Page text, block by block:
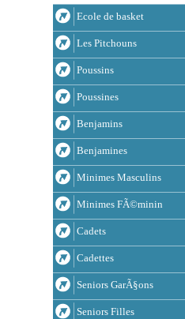
Ecole de basket
Les Pitchouns
Poussins
Poussines
Benjamins
Benjamines
Minimes Masculins
Minimes FÃ©minin
Cadets
Cadettes
Seniors GarÃ§ons
Seniors Filles